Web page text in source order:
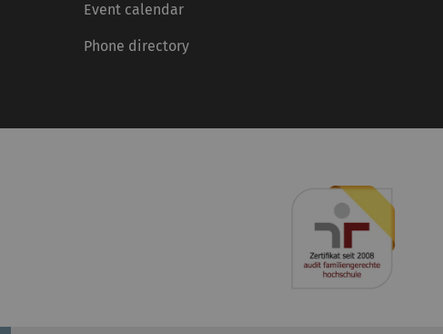
Event calendar
Phone directory